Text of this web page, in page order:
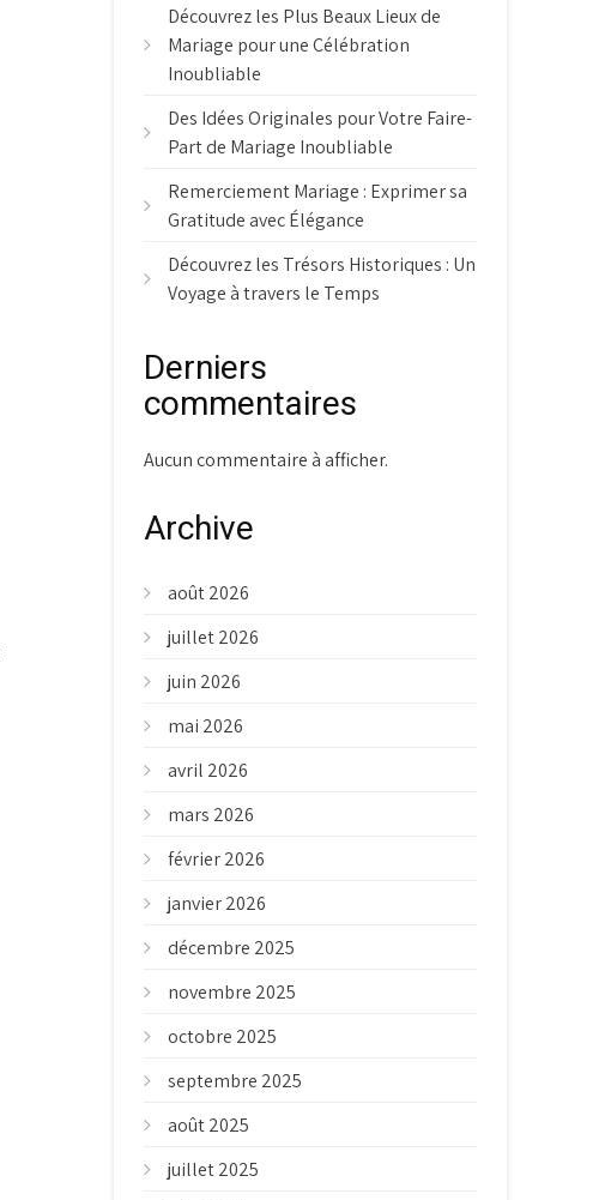
Découvrez les Plus Beaux Lieux de
Mariage pour une Célébration
Inoubliable
Des Idées Originales pour Votre Faire-
Part de Mariage Inoubliable
Remerciement Mariage : Exprimer sa
Gratitude avec Élégance
Découvrez les Trésors Historiques : Un
Voyage à travers le Temps
Derniers
commentaires
Aucun commentaire à afficher.
Archive
août 2026
juillet 2026
juin 2026
mai 2026
avril 2026
mars 2026
février 2026
janvier 2026
décembre 2025
novembre 2025
octobre 2025
septembre 2025
août 2025
juillet 2025